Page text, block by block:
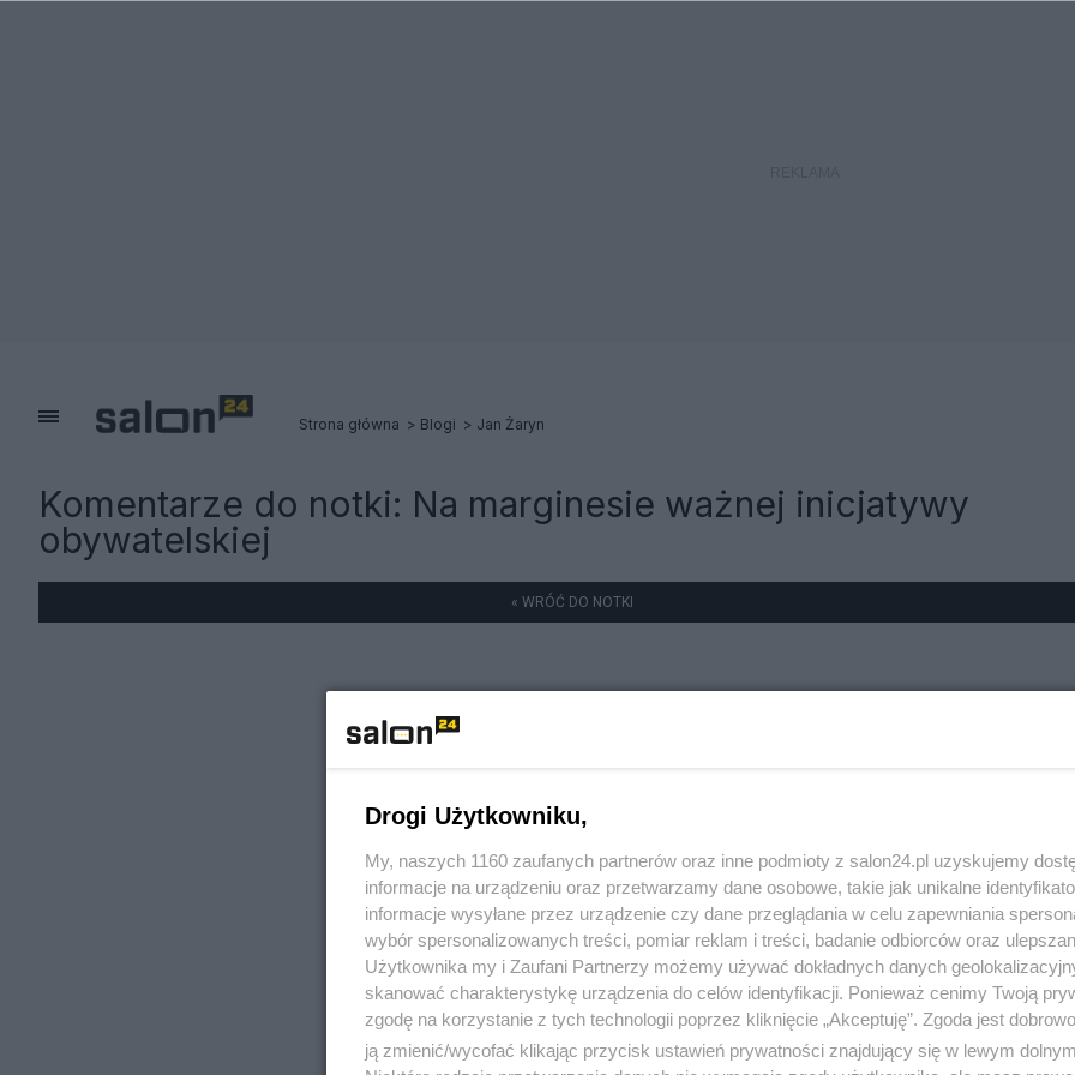
Strona główna Blogi Jan Żaryn
Komentarze do notki: Na marginesie ważnej inicjatywy
obywatelskiej
« WRÓĆ DO NOTKI
Drogi Użytkowniku,
My, naszych 1160 zaufanych partnerów oraz inne podmioty z salon24.pl uzyskujemy
informacje na urządzeniu oraz przetwarzamy dane osobowe, takie jak unikalne
informacje wysyłane przez urządzenie czy dane przeglądania w celu zapewniania
wybór spersonalizowanych treści, pomiar reklam i treści, badanie odbiorców oraz
Użytkownika my i Zaufani Partnerzy możemy używać dokładnych danych
skanować charakterystykę urządzenia do celów identyfikacji. Ponieważ cenimy Twoją
zgodę na korzystanie z tych technologii poprzez kliknięcie „Akceptuję”. Zgoda jest
ją zmienić/wycofać klikając przycisk ustawień prywatności znajdujący się w lewym